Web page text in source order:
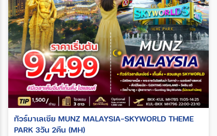
ทัวร์มาเลเซีย MUNZ MALAYSIA-SKYWORLD THEME
PARK 3วัน 2คืน (MH)